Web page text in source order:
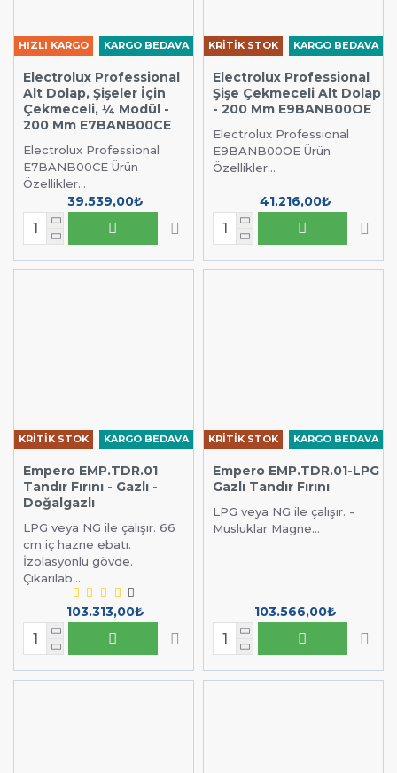
KARGO BEDAVA
HIZLI KARGO
Electrolux Professional
Alt Dolap, Şişeler İçin
Çekmeceli, ¼ Modül -
200 Mm E7BANB00CE
Electrolux Professional
E7BANB00CE Ürün
Özellikler...
39.539,00₺
KARGO BEDAVA
KRİTİK STOK
Electrolux Professional
Şişe Çekmeceli Alt Dolap
- 200 Mm E9BANB00OE
Electrolux Professional
E9BANB00OE Ürün
Özellikler...
41.216,00₺
KARGO BEDAVA
KRİTİK STOK
Empero EMP.TDR.01
Tandır Fırını - Gazlı -
Doğalgazlı
LPG veya NG ile çalışır. 66
cm iç hazne ebatı.
İzolasyonlu gövde.
Çıkarılab...
103.313,00₺
KARGO BEDAVA
KRİTİK STOK
Empero EMP.TDR.01-LPG
Gazlı Tandır Fırını
LPG veya NG ile çalışır. -
Musluklar Magne...
103.566,00₺